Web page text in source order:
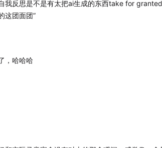
我反思是不是有太把ai生成的东西take for
这团面团”
，哈哈哈